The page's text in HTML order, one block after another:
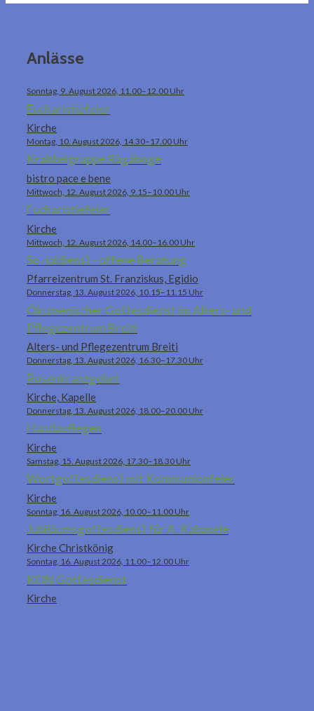
Anlässe
Sonntag, 9. August 2026, 11.00–12.00 Uhr
Eucharistiefeier
Kirche
Montag, 10. August 2026, 14.30–17.00 Uhr
Krabbelgruppe Rägäboge
bistro pace e bene
Mittwoch, 12. August 2026, 9.15–10.00 Uhr
Eucharistiefeier
Kirche
Mittwoch, 12. August 2026, 14.00–16.00 Uhr
Sozialdienst - offene Beratung
Pfarreizentrum St. Franziskus, Egidio
Donnerstag, 13. August 2026, 10.15–11.15 Uhr
Ökumenischer Gottesdienst im Alters- und
Pflegezentrum Breiti
Alters- und Pflegezentrum Breiti
Donnerstag, 13. August 2026, 16.30–17.30 Uhr
Rosenkranzgebet
Kirche, Kapelle
Donnerstag, 13. August 2026, 18.00–20.00 Uhr
Handauflegen
Kirche
Samstag, 15. August 2026, 17.30–18.30 Uhr
Wortgottesdienst mit Kommunionfeier
Kirche
Sonntag, 16. August 2026, 10.00–11.00 Uhr
Jubiläumsgottesdienst für A. Kabasele
Kirche Christkönig
Sonntag, 16. August 2026, 11.00–12.00 Uhr
KEIN Gottesdienst
Kirche